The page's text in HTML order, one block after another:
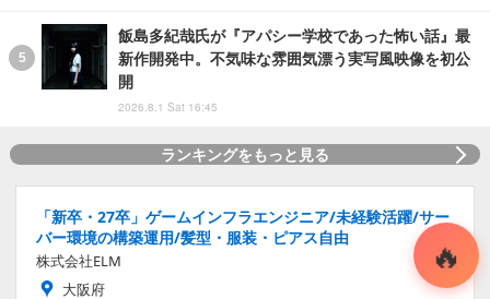
飯島多紀哉氏が『アパシー学校であった怖い話』最
新作開発中。不気味な雰囲気漂う実写風映像を初公
開
2026.8.1 Sat 16:45
ランキングをもっと見る
「新卒・27卒」ゲームインフラエンジニア/未経験活躍/サー
バー環境の構築運用/髪型・服装・ピアス自由
株式会社ELM
大阪府